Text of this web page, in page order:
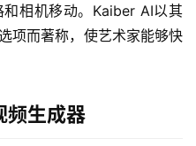
相机移动。Kaiber AI以其
项而著称，使艺术家能够快
频生成器